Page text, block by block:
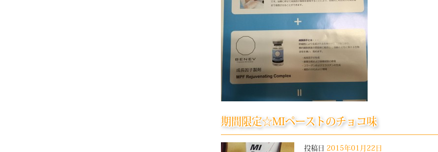
期間限定☆MIペーストのチョコ味
投稿日 2015年01月22日